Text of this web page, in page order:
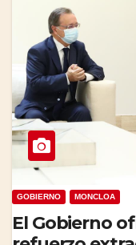
GOBIERNO MONCLOA
El Gobierno